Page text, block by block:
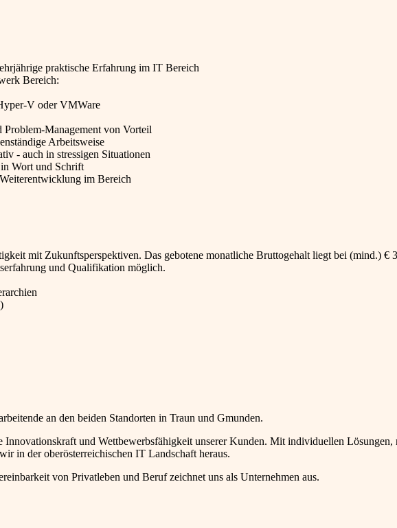
praktische Erfahrung im IT Bereich
Bereich:
V oder VMWare
Management von Vorteil
Arbeitsweise
- auch in stressigen Situationen
Wort und Schrift
im Bereich
mit Zukunftsperspektiven. Das gebotene monatliche Bruttogehalt liegt bei (mind.) €
und Qualifikation möglich.
an den beiden Standorten in Traun und Gmunden.
und Wettbewerbsfähigkeit unserer Kunden. Mit individuellen Lösungen,
in der oberösterreichischen IT Landschaft heraus.
von Privatleben und Beruf zeichnet uns als Unternehmen aus.